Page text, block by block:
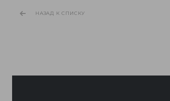
НАЗАД К СПИСКУ